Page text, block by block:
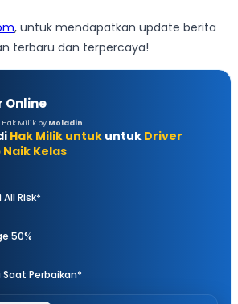
, untuk mendapatkan update berita
terbaru dan terpercaya!
Online
Milik by Moladin
Hak Milik untuk untuk Driver
Naik Kelas
All Risk*
50%
Perbaikan*